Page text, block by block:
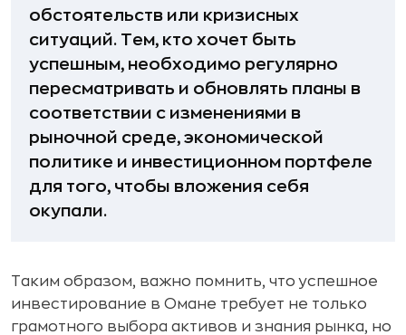
обстоятельств или кризисных
ситуаций. Тем, кто хочет быть
успешным, необходимо регулярно
пересматривать и обновлять планы в
соответствии с изменениями в
рыночной среде, экономической
политике и инвестиционном портфеле
для того, чтобы вложения себя
окупали.
Таким образом, важно помнить, что успешное
инвестирование в Омане требует не только
грамотного выбора активов и знания рынка, но